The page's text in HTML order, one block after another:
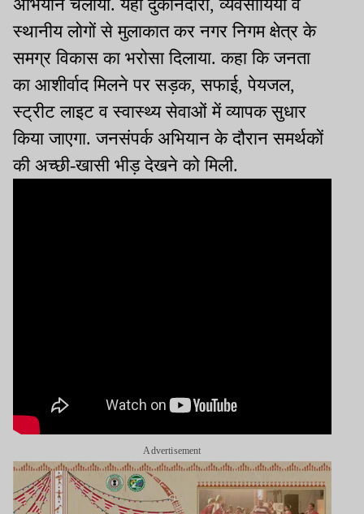
अभियान चलाया. यहां दुकानदारों, व्यवसायियों व
स्थानीय लोगों से मुलाकात कर नगर निगम क्षेत्र के
समग्र विकास का भरोसा दिलाया. कहा कि जनता
का आशीर्वाद मिलने पर सड़क, सफाई, पेयजल,
स्ट्रीट लाइट व स्वास्थ्य सेवाओं में व्यापक सुधार
किया जाएगा. जनसंपर्क अभियान के दौरान समर्थकों
की अच्छी-खासी भीड़ देखने को मिली.
Advertisement